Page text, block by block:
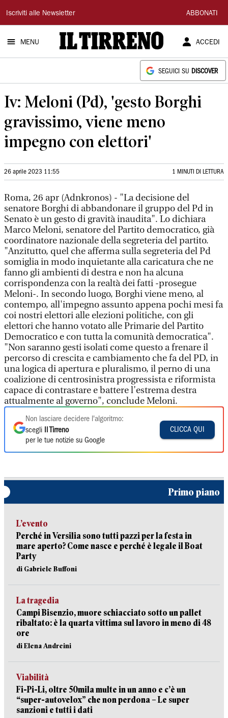
Il
Tirreno
Iscriviti alle Newsletter ABBONATI
MENU ACCEDI
SEGUICI SU DISCOVER
Iv: Meloni (Pd), 'gesto Borghi
gravissimo, viene meno
impegno con elettori'
26 aprile 2023 11:55 1 MINUTI DI LETTURA
Roma, 26 apr (Adnkronos) - "La decisione del
senatore Borghi di abbandonare il gruppo del Pd in
Senato è un gesto di gravità inaudita". Lo dichiara
Marco Meloni, senatore del Partito democratico, già
coordinatore nazionale della segreteria del partito.
"Anzitutto, quel che afferma sulla segreteria del Pd
somiglia in modo inquietante alla caricatura che ne
fanno gli ambienti di destra e non ha alcuna
corrispondenza con la realtà dei fatti -prosegue
Meloni-. In secondo luogo, Borghi viene meno, al
contempo, all'impegno assunto appena pochi mesi fa
coi nostri elettori alle elezioni politiche, con gli
elettori che hanno votato alle Primarie del Partito
Democratico e con tutta la comunità democratica".
"Non saranno gesti isolati come questo a frenare il
percorso di crescita e cambiamento che fa del PD, in
una logica di apertura e pluralismo, il perno di una
coalizione di centrosinistra progressista e riformista
capace di contrastare e battere l’estrema destra
attualmente al governo", conclude Meloni.
Non lasciare decidere l'algoritmo:
scegli
Il Tirreno
per le tue notizie su Google
CLICCA QUI
Primo piano
L’evento
Perché in Versilia sono tutti pazzi per la festa in
mare aperto? Come nasce e perché è legale il Boat
Party
di Gabriele Buffoni
La tragedia
Campi Bisenzio, muore schiacciato sotto un pallet
ribaltato: è la quarta vittima sul lavoro in meno di 48
ore
di Elena Andreini
Viabilità
Fi-Pi-Li, oltre 50mila multe in un anno e c’è un
“super-autovelox” che non perdona – Le super
sanzioni e tutti i dati